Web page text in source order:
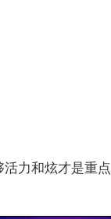
力和炫才是重点